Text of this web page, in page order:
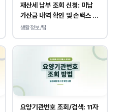
재산세 납부 조회 신청: 미납
가산금 내역 확인 및 손택스 이
택스 경로 안내
생활정보/팁
요양기관번호 조회/검색: 11자